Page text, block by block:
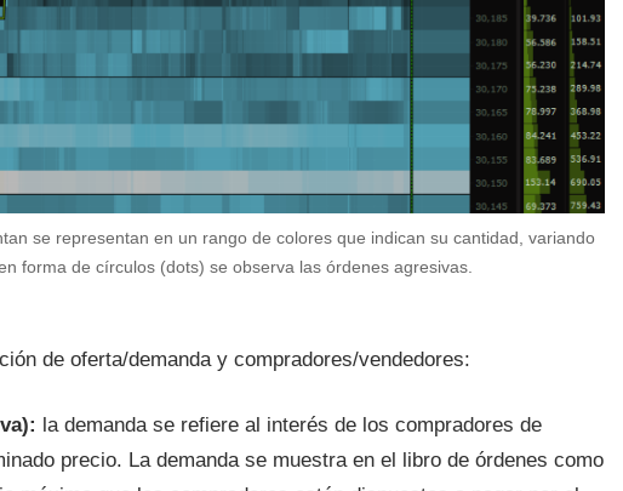
se representan en un rango de colores que indican su cantidad, variando
forma de círculos (dots) se observa las órdenes agresivas.
de oferta/demanda y compradores/vendedores:
la demanda se refiere al interés de los compradores de
precio. La demanda se muestra en el libro de órdenes como